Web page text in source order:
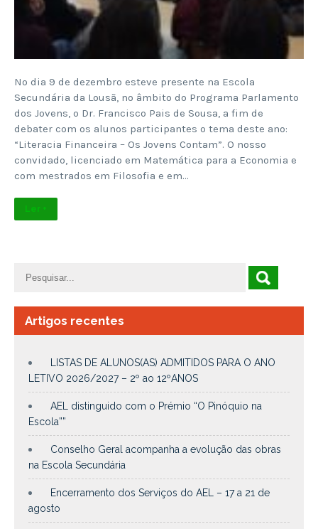
No dia 9 de dezembro esteve presente na Escola
Secundária da Lousã, no âmbito do Programa Parlamento
dos Jovens, o Dr. Francisco Pais de Sousa, a fim de
debater com os alunos participantes o tema deste ano:
“Literacia Financeira – Os Jovens Contam”. O nosso
convidado, licenciado em Matemática para a Economia e
com mestrados em Filosofia e em…
Ler +
Artigos recentes
LISTAS DE ALUNOS(AS) ADMITIDOS PARA O ANO
LETIVO 2026/2027 – 2º ao 12ºANOS
AEL distinguido com o Prémio “O Pinóquio na
Escola””
Conselho Geral acompanha a evolução das obras
na Escola Secundária
Encerramento dos Serviços do AEL – 17 a 21 de
agosto